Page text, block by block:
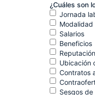
¿Cuáles son
Jornada
Salarios
Beneficios
Ubicación
Contratos
Sesgos